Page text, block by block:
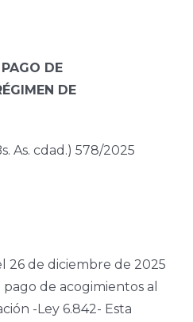
DE
DE
As. cdad.) 578/2025
26 de diciembre de 2025
de acogimientos al
-Ley 6.842- Esta